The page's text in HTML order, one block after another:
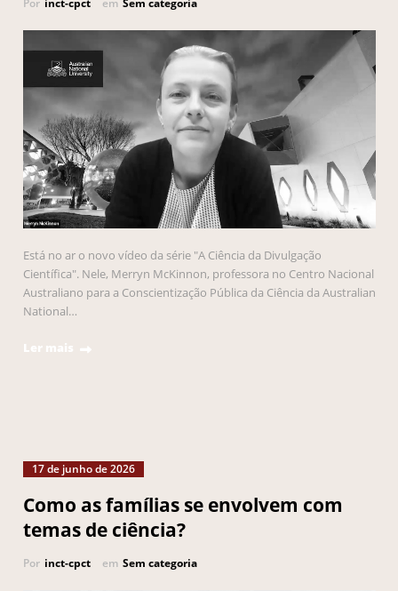
Por inct-cpct em Sem categoria
Está no ar o novo vídeo da série "A Ciência da Divulgação
Científica". Nele, Merryn McKinnon, professora no Centro Nacional
Australiano para a Conscientização Pública da Ciência da Australian
National…
Ler mais
17 de junho de 2026
Como as famílias se envolvem com
temas de ciência?
Por inct-cpct em Sem categoria